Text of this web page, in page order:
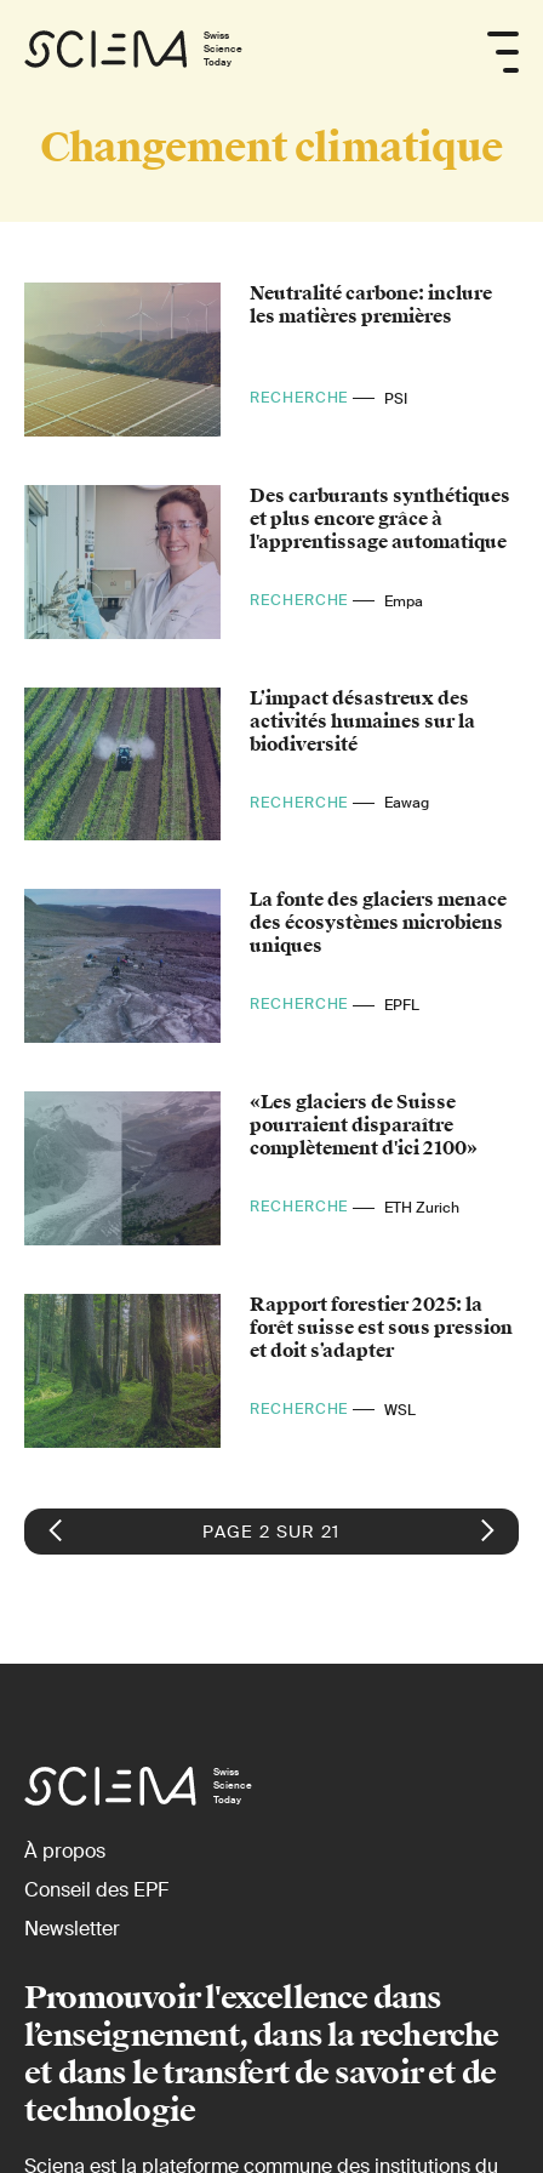
Swiss
Science
Today
Changement climatique
Neutralité carbone: inclure
les matières premières
RECHERCHE PSI
Des carburants synthétiques
et plus encore grâce à
l'apprentissage automatique
RECHERCHE Empa
L’impact désastreux des
activités humaines sur la
biodiversité
RECHERCHE Eawag
La fonte des glaciers menace
des écosystèmes microbiens
uniques
RECHERCHE EPFL
«Les glaciers de Suisse
pourraient disparaître
complètement d'ici 2100»
RECHERCHE ETH Zurich
Rapport forestier 2025: la
forêt suisse est sous pression
et doit s’adapter
RECHERCHE WSL
PAGE 2 SUR 21
Swiss
Science
Today
À propos
Conseil des EPF
Newsletter
Promouvoir l'excellence dans
l’enseignement, dans la recherche
et dans le transfert de savoir et de
technologie
Sciena est la plateforme commune des institutions du